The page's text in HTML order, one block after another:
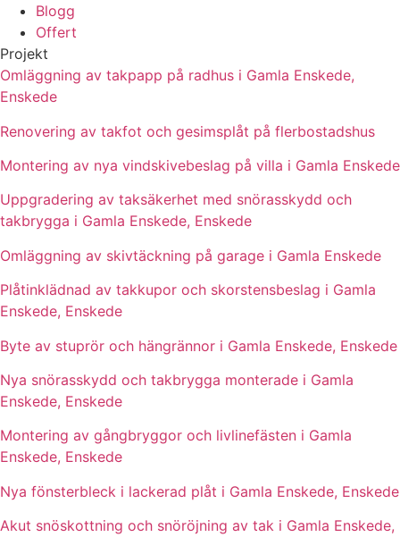
Blogg
Offert
Projekt
Omläggning av takpapp på radhus i Gamla Enskede,
Enskede
Renovering av takfot och gesimsplåt på flerbostadshus
Montering av nya vindskivebeslag på villa i Gamla Enskede
Uppgradering av taksäkerhet med snörasskydd och
takbrygga i Gamla Enskede, Enskede
Omläggning av skivtäckning på garage i Gamla Enskede
Plåtinklädnad av takkupor och skorstensbeslag i Gamla
Enskede, Enskede
Byte av stuprör och hängrännor i Gamla Enskede, Enskede
Nya snörasskydd och takbrygga monterade i Gamla
Enskede, Enskede
Montering av gångbryggor och livlinefästen i Gamla
Enskede, Enskede
Nya fönsterbleck i lackerad plåt i Gamla Enskede, Enskede
Akut snöskottning och snöröjning av tak i Gamla Enskede,